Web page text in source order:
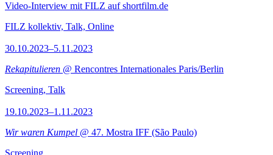
Video-Interview mit FILZ auf shortfilm.de
FILZ kollektiv, Talk, Online
30.10.2023–5.11.2023
Rekapitulieren @ Rencontres Internationales Paris/Berlin
Screening, Talk
19.10.2023–1.11.2023
Wir waren Kumpel @ 47. Mostra IFF (São Paulo)
Screening